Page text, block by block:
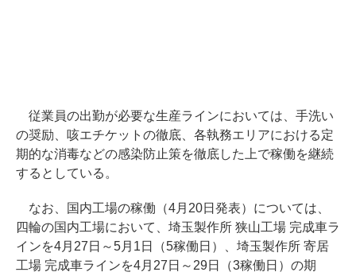
従業員の出勤が必要な生産ラインにおいては、手洗い
の奨励、咳エチケットの徹底、各執務エリアにおける定
期的な消毒などの感染防止策を徹底した上で稼働を継続
するとしている。
なお、国内工場の稼働（4月20日発表）については、
四輪の国内工場において、埼玉製作所 狭山工場 完成車ラ
インを4月27日～5月1日（5稼働日）、埼玉製作所 寄居
工場 完成車ラインを4月27日～29日（3稼働日）の期